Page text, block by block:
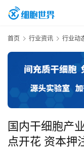
首页 行业资讯 行业动
国内干细胞产
点开花 资本押